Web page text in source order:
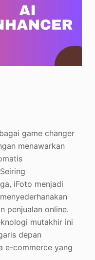
game changer
menawarkan
iFoto menjadi
penjualan online.
mutakhir ini
depan
e-commerce yang